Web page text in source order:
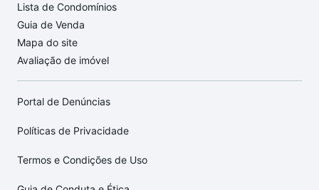
Lista de Condomínios
Guia de Venda
Mapa do site
Avaliação de imóvel
Portal de Denúncias
Políticas de Privacidade
Termos e Condições de Uso